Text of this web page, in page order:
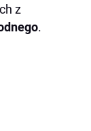
z
.